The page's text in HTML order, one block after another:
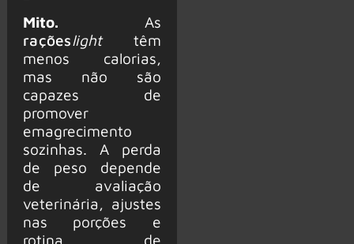
Mito. As
raçõeslighttêm
menos calorias,
mas não são
capazes de
promover
emagrecimento
sozinhas. A perda
de peso depende
de avaliação
veterinária, ajustes
nas porções e
rotina de